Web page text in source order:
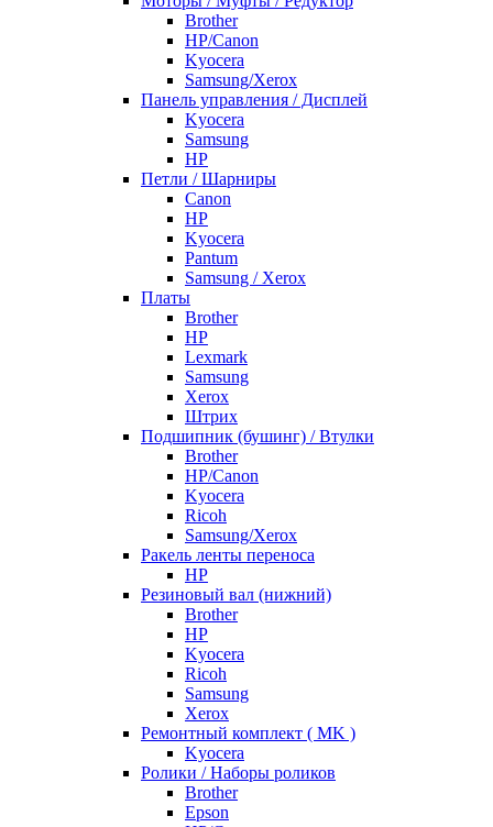
Brother
HP/Canon
Kyocera
Samsung/Xerox
Панель управления / Дисплей
Kyocera
Samsung
НР
Петли / Шарниры
Canon
HP
Kyocera
Pantum
Samsung / Xerox
Платы
Brother
HP
Lexmark
Samsung
Xerox
Штрих
Подшипник (бушинг) / Втулки
Brother
HP/Canon
Kyocera
Ricoh
Samsung/Xerox
Ракель ленты переноса
HP
Резиновый вал (нижний)
Brother
HP
Kyocera
Ricoh
Samsung
Xerox
Ремонтный комплект ( MK )
Kyocera
Ролики / Наборы роликов
Brother
Epson